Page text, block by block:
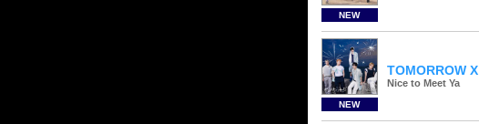
NEW
NEW
TOMORROW
Nice to Meet Ya